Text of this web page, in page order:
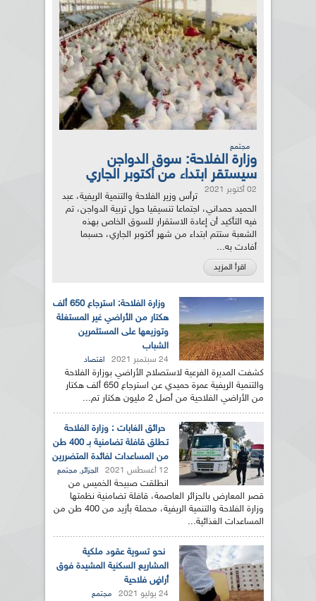
مجتمع
وزارة الفلاحة: سوق الدواجن
سيستقر ابتداء من أكتوبر الجاري
02 أكتوبر 2021
ترأس وزير الفلاحة والتنمية الريفية، عبد
الحميد حمداني، اجتماعا تنسيقيا حول تربية الدواجن، تم
فيه التأكيد أن إعادة الاستقرار للسوق الخاص بهذه
الشعبة ستتم ابتداء من شهر أكتوبر الجاري، حسبما
أفادت به...
اقرأ المزيد
وزارة الفلاحة: استرجاع 650 ألف
هكتار من الأراضي غير المستغلة
وتوزيعها على المستثمرين
الشباب
24 سبتمبر 2021 اقتصاد
كشفت المديرة الفرعية لاستصلاح الأراضي بوزارة الفلاحة
والتنمية الريفية عمرة حميدي عن استرجاع 650 ألف هكتار
من الأراضي الفلاحية من أصل 2 مليون هكتار تم...
حرائق الغابات : وزارة الفلاحة
تـطلق قافلة تضامنية بـ 400 طن
من المساعدات لفائدة المتضررين
12 أغسطس 2021 الجزائر, مجتمع
انطلقت صبيحة الخميس من
قصر المعارض بالجزائر العاصمة، قافلة تضامنية نظمتها
وزارة الفلاحة والتنمية الريفية، محملة بأزيد من 400 طن من
المساعدات الغذائية...
نحو تسوية عقود ملكية
المشاريع السكنية المشيدة فوق
أراضٍ فلاحية
24 يوليو 2021 مجتمع